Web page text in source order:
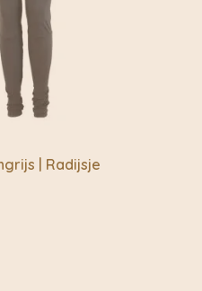
| Radijsje